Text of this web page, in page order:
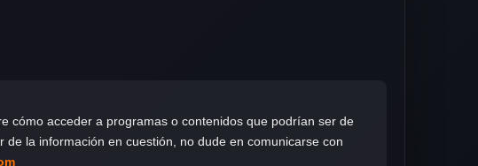
cómo acceder a programas o contenidos que podrían ser de
la información en cuestión, no dude en comunicarse con